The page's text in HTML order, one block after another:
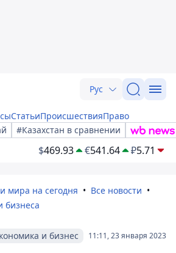
Рус
СтатьиПроисшествияПраво
#Казахстан в сравнении
$469.93 €541.64 ₽5.71
мира на сегодня
Все новости
бизнеса
11:11, 23 января 2023
и бизнес